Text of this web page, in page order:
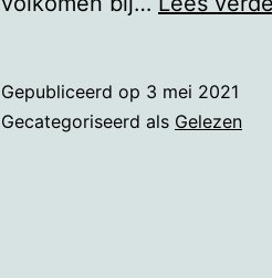
Gepubliceerd op 3 mei 2021
Gecategoriseerd als Gelezen